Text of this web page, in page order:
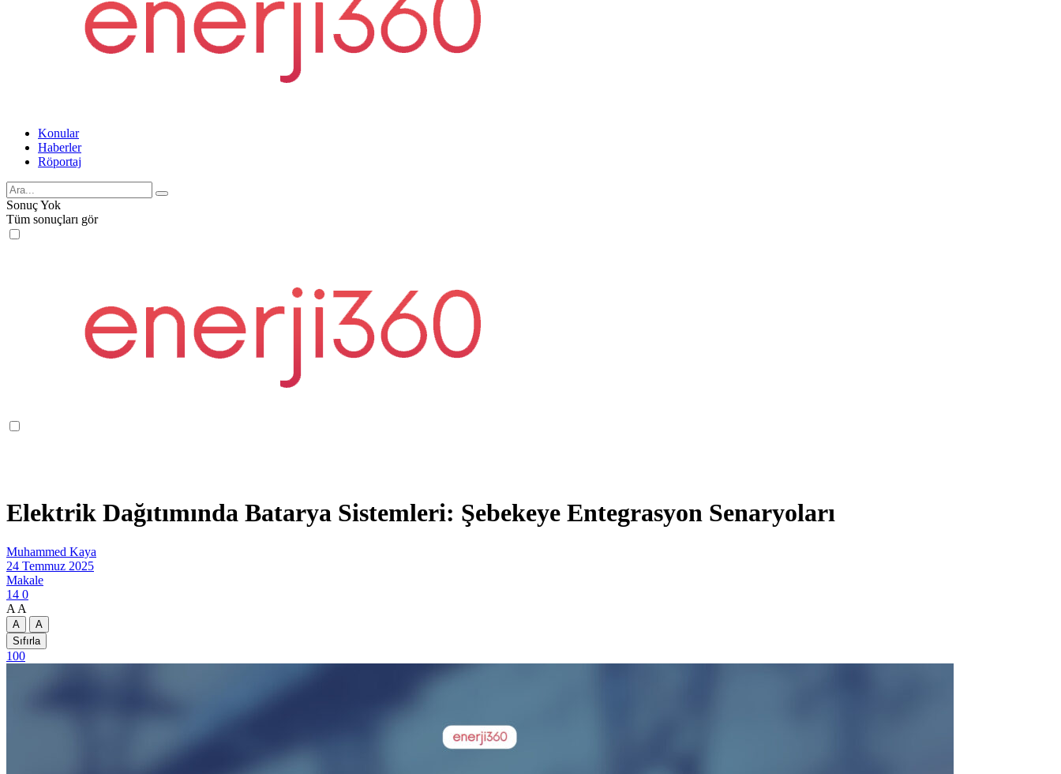
Konular
Haberler
Röportaj
Sonuç Yok
Tüm sonuçları gör
Elektrik Dağıtımında Batarya Sistemleri: Şebekeye Entegrasyon Senaryoları
Muhammed Kaya
24 Temmuz 2025
Makale
14 0
A A
A
A
Sıfırla
100